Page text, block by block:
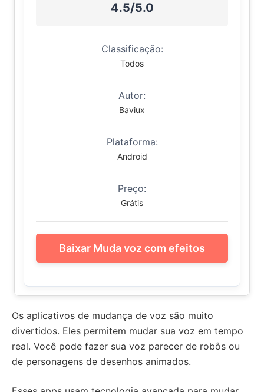
4.5/5.0
Classificação:
Todos
Autor:
Baviux
Plataforma:
Android
Preço:
Grátis
Baixar Muda voz com efeitos
Os aplicativos de mudança de voz são muito
divertidos. Eles permitem mudar sua voz em tempo
real. Você pode fazer sua voz parecer de robôs ou
de personagens de desenhos animados.